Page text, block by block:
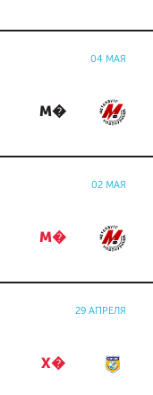
04 МАЯ
М�
02 МАЯ
М�
29 АПРЕЛЯ
Х�